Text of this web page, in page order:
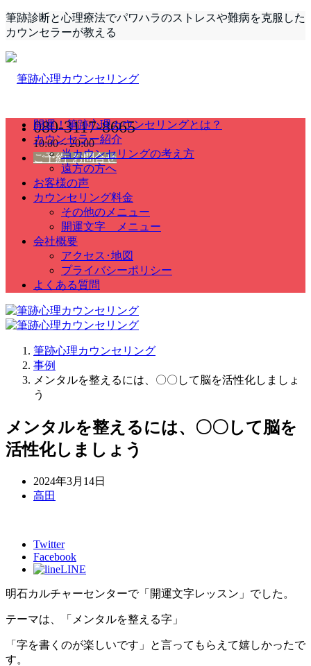
筆跡診断と心理療法でパワハラのストレスや難病を克服した
カウンセラーが教える
080-3117-8665
10:00～20:00
ご予約･お問合せ
開運！筆跡心理カウンセリングとは？
カウンセラー紹介
当カウンセリングの考え方
遠方の方へ
お客様の声
カウンセリング料金
その他のメニュー
開運文字 メニュー
会社概要
アクセス･地図
プライバシーポリシー
よくある質問
筆跡心理カウンセリング
事例
メンタルを整えるには、〇〇して脳を活性化しましょ
う
メンタルを整えるには、〇〇して脳を
活性化しましょう
2024年3月14日
高田
Twitter
Facebook
LINE
明石カルチャーセンターで「開運文字レッスン」でした。
テーマは、「メンタルを整える字」
「字を書くのが楽しいです」と言ってもらえて嬉しかったで
す。